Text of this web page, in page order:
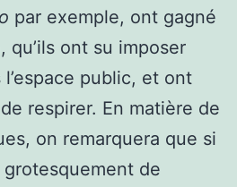
par exemple, ont gagné
ont su imposer
public, et ont
respirer. En matière de
on remarquera que si
grotesquement de